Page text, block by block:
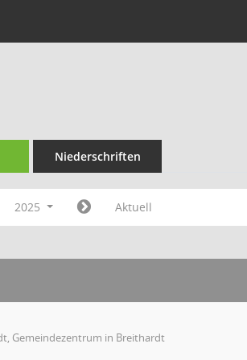
Niederschriften
2025 Aktuell
Gemeindezentrum in Breithardt